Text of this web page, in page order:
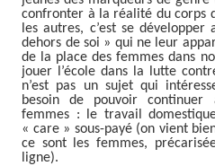
confronter à la réalité du corps
les autres, c’est se
dehors de soi » qui ne leur
de la place des femmes dans
jouer l’école dans la lutte
n’est pas un sujet qui
besoin de pouvoir
femmes : le travail
« care » sous-payé (on vient
ce sont les femmes,
ligne).